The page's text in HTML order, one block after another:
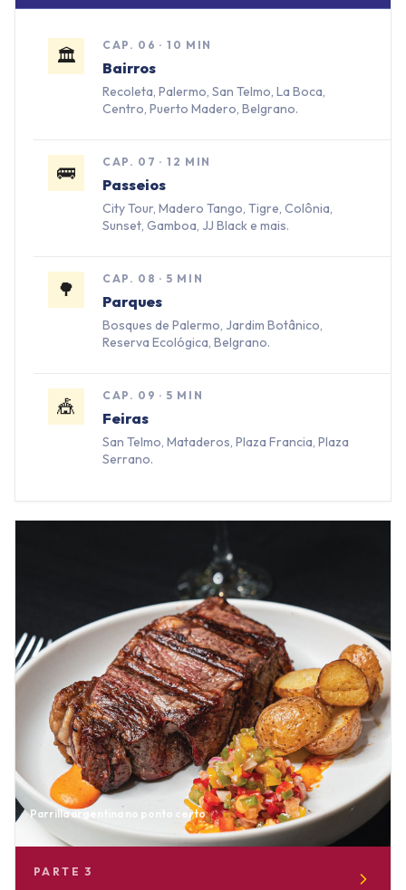
🏛️ CAP. 06 · 10 MIN
Bairros
Recoleta, Palermo, San Telmo, La Boca,
Centro, Puerto Madero, Belgrano.
🚌 CAP. 07 · 12 MIN
Passeios
City Tour, Madero Tango, Tigre, Colônia,
Sunset, Gamboa, JJ Black e mais.
🌳 CAP. 08 · 5 MIN
Parques
Bosques de Palermo, Jardim Botânico,
Reserva Ecológica, Belgrano.
🎪 CAP. 09 · 5 MIN
Feiras
San Telmo, Mataderos, Plaza Francia, Plaza
Serrano.
Parrilla argentina no ponto certo
PARTE3